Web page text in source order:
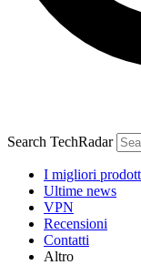
Search TechRadar
I migliori
Ultime news
VPN
Recensioni
Contatti
Altro